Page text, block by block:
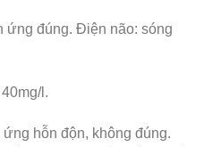
ứng đúng. Điện não: sóng
l.
hỗn độn, không đúng.